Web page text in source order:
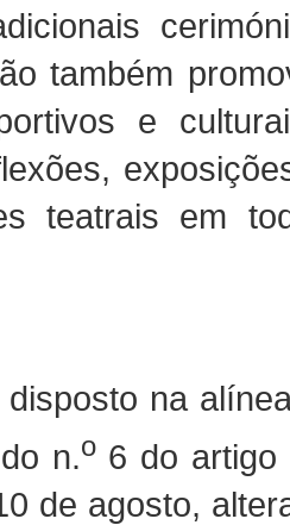
também
e
teatrais em
na
n.o 6 do artigo
de agosto,